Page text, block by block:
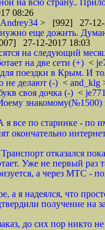
на всю страну..
08:26
Andrey34 > [992] 27-12-
еще дожить.
27-12-2017 18:03
на следующий
на две сети (+) <
поездки в Крым. И
не делают (-) < and_klg
своя дочка (-) <
знакомому(№1500)
я все по старинке - по
окончательно
отказался
Уже не первый раз
а через МТС -
а я надеялся, что
получение на
до сих пор никто